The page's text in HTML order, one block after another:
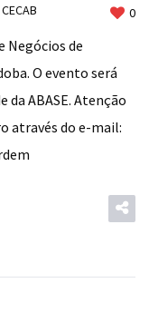
0
Negócios de
O evento será
da ABASE. Atenção
através do e-mail: